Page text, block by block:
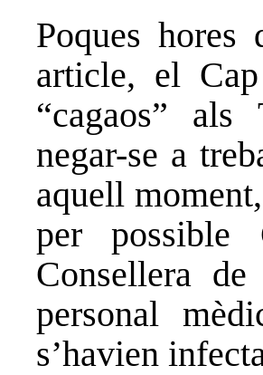
Poques hores
article, el
“cagaos” als
negar-se a
aquell
per
Consellera
personal
s’havien